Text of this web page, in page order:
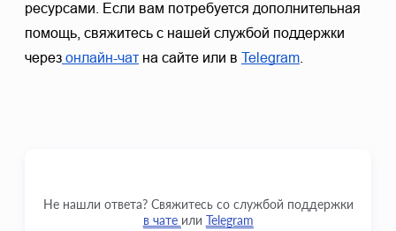
куратором
Как создать задание для разных тарифов
ресурсами. Если вам потребуется дополнительная
помощь, свяжитесь с нашей службой поддержки
через онлайн-чат на сайте или в Telegram
Не нашли ответа? Свяжитесь со службой поддержки
в чате или Telegram